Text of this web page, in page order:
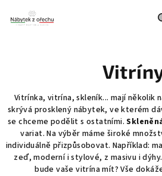
obsah
Vitrínka, vitrína, skleník... mají několik
skrývá prosklený nábytek, ve kterém
se chceme podělit s ostatními.
variat. Na výběr máme široké
individuálně přizpůsobovat. Například:
zeď, moderní i stylové, z masivu i
bude vaše vitrína mít? Vše